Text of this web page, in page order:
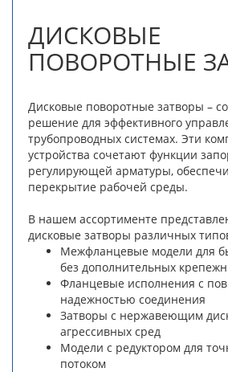
ДИСКОВЫЕ
ПОВОРОТНЫЕ
Дисковые поворотные затворы –
решение для эффективного
трубопроводных системах. Эти
устройства сочетают функции
регулирующей арматуры,
перекрытие рабочей среды.
В нашем ассортименте
дисковые затворы различных
Межфланцевые модели для
без дополнительных
Фланцевые исполнения с
надежностью соединения
Затворы с нержавеющим
агрессивных сред
Модели с редуктором для
потоком